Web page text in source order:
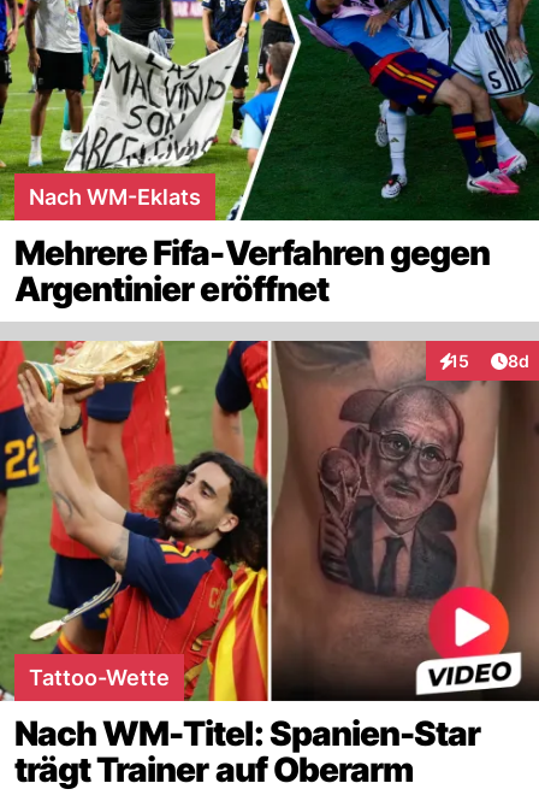
Nach WM-Eklats
Mehrere Fifa-Verfahren gegen
Argentinier eröffnet
15
Interaktionen
8d
Tattoo-Wette
Nach WM-Titel: Spanien-Star
trägt Trainer auf Oberarm